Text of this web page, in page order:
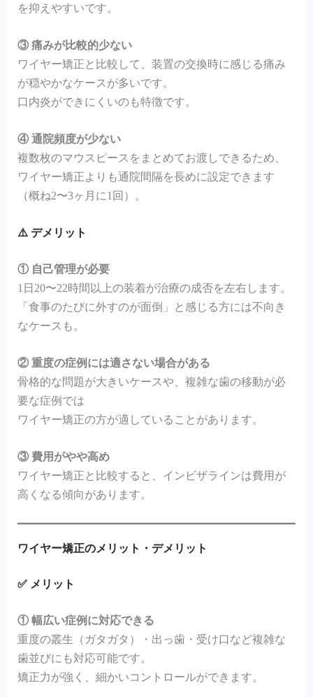
を抑えやすいです。
③ 痛みが比較的少ない
ワイヤー矯正と比較して、装置の交換時に感じる痛み
が穏やかなケースが多いです。
口内炎ができにくいのも特徴です。
④ 通院頻度が少ない
複数枚のマウスピースをまとめてお渡しできるため、
ワイヤー矯正よりも通院間隔を長めに設定できます
（概ね2〜3ヶ月に1回）。
⚠️ デメリット
① 自己管理が必要
1日20〜22時間以上の装着が治療の成否を左右します。
「食事のたびに外すのが面倒」と感じる方には不向き
なケースも。
② 重度の症例には適さない場合がある
骨格的な問題が大きいケースや、複雑な歯の移動が必
要な症例では
ワイヤー矯正の方が適していることがあります。
③ 費用がやや高め
ワイヤー矯正と比較すると、インビザラインは費用が
高くなる傾向があります。
ワイヤー矯正のメリット・デメリット
✅ メリット
① 幅広い症例に対応できる
重度の叢生（ガタガタ）・出っ歯・受け口など複雑な
歯並びにも対応可能です。
矯正力が強く、細かいコントロールができます。